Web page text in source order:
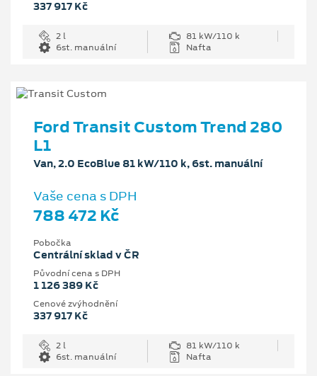
337 917 Kč
2 l
81 kW/110 k
6st. manuální
Nafta
Ford Transit Custom Trend 280
L1
Van, 2.0 EcoBlue 81 kW/110 k, 6st. manuální
Vaše cena s DPH
788 472 Kč
Pobočka
Centrální sklad v ČR
Původní cena s DPH
1 126 389 Kč
Cenové zvýhodnění
337 917 Kč
2 l
81 kW/110 k
6st. manuální
Nafta